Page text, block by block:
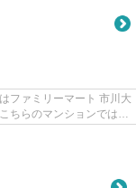
ファミリーマート 市川大
ちらのマンションでは初